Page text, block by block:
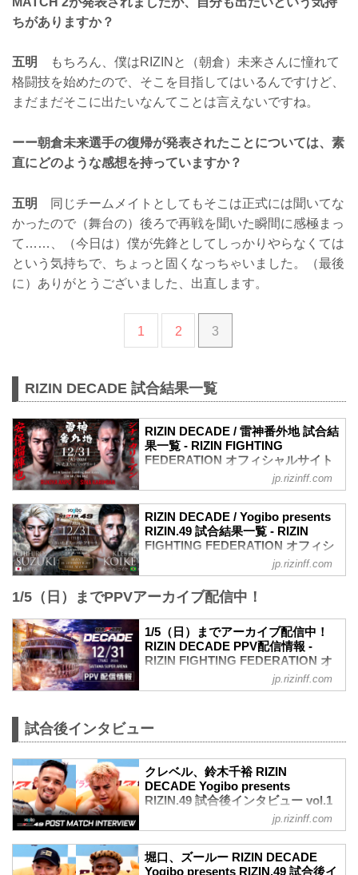
ちがありますか？
五明
もちろん、僕はRIZINと（朝倉）未来さんに憧れて
格闘技を始めたので、そこを目指してはいるんですけど、
まだまだそこに出たいなんてことは言えないですね。
ーー朝倉未来選手の復帰が発表されたことについては、素
直にどのような感想を持っていますか？
五明
同じチームメイトとしてもそこは正式には聞いてな
かったので（舞台の）後ろで再戦を聞いた瞬間に感極まっ
て……、（今日は）僕が先鋒としてしっかりやらなくては
という気持ちで、ちょっと固くなっちゃいました。（最後
に）ありがとうございました、出直します。
1 2 3
RIZIN DECADE 試合結果一覧
RIZIN DECADE / 雷神番外地 試合結
果一覧 - RIZIN FIGHTING
FEDERATION オフィシャルサイト
第7試合／安保瑠輝也 vs. シナ・カリミア
RIZINスタンディングバウト特別ルール：
2分 6R（100.0kg）
（WIN）安保瑠輝也 vs. シナ・カリミア
≫ 試合結果詳細
第6試合／細川一颯 vs. 宇佐美正パトリッ
ク
RIZIN オープンフィンガーグローブ キッ
クボクシングルール：3分 3R（77.0kg）
（LOSE）細川一颯 vs. 宇佐美正パトリッ
2R 2分59秒 TKO（レフェリーストップ）
jp.rizinff.com
RIZIN DECADE / Yogibo presents
RIZIN.49 試合結果一覧 - RIZIN
FIGHTING FEDERATION オフィシ
ケ
RIZIN MMAルール：5分 3R（66.0kg）
（LOSE）鈴木千裕 vs. クレベル・コイケ
（WIN）
フライ級タイトルマッチ
（WIN）堀口恭司 vs. エンカジムーロ・
ズールー（LOSE）
3R 判定（3-0）
≫ 試合結果詳細
第12試合／ホベルト・サトシ...
jp.rizinff.com
1/5（日）までPPVアーカイブ配信中！
1/5（日）までアーカイブ配信中！
RIZIN DECADE PPV配信情報 -
RIZIN FIGHTING FEDERATION オ
12月31日（火）開催の『RIZIN
DECADE』第1部で実施を予定しておりま
したライアン・ガルシア vs. 安保瑠輝也
は、ライアン・ガルシアが練習中に手を
負傷しドクターストップとなったため、
試合を延期することとなりました。
これに伴いABEMA、U-NEXTにて第1部
チケットを購入された方へメールにて返
金についてのご案内をお送りいたしま
す。
jp.rizinff.com
試合後インタビュー
クレベル、鈴木千裕 RIZIN
DECADE Yogibo presents
RIZIN.49 試合後インタビュー vol.1
- RIZIN FIGHTING FEDERATION
オフィシャルサイト
12月31日（火）さいたまスーパーアリー
ナにて開催されたRIZIN DECADE Yogibo
jp.rizinff.com
堀口、ズールー RIZIN DECADE
Yogibo presents RIZIN.49 試合後イ